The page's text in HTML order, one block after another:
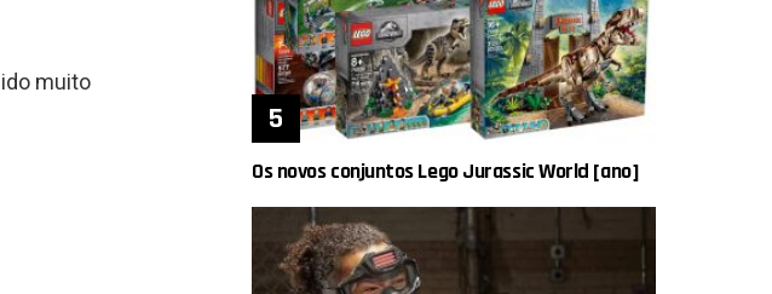
muito
Os novos conjuntos Lego Jurassic World [ano]